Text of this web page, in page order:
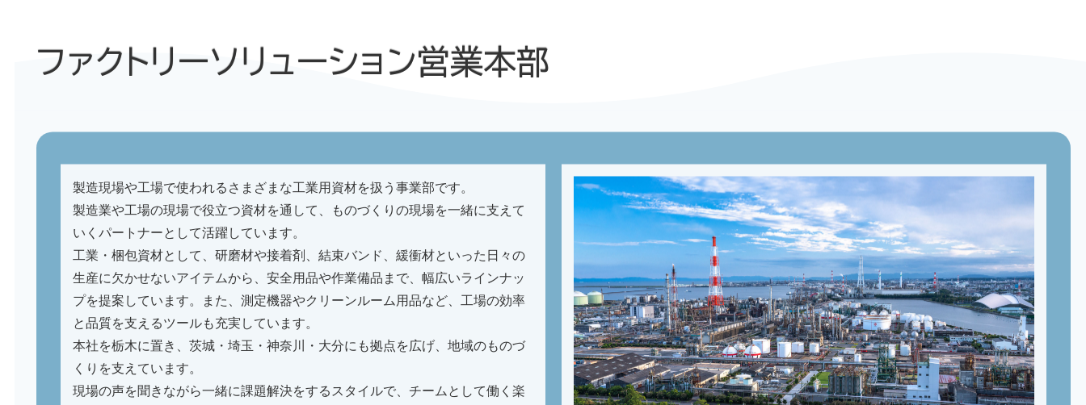
ファクトリーソリューション営業本部
製造現場や工場で使われるさまざまな工業用資材を扱う事業部です。
製造業や工場の現場で役立つ資材を通して、ものづくりの現場を一緒に支えて
いくパートナーとして活躍しています。
工業・梱包資材として、研磨材や接着剤、結束バンド、緩衝材といった日々の
生産に欠かせないアイテムから、安全用品や作業備品まで、幅広いラインナッ
プを提案しています。また、測定機器やクリーンルーム用品など、工場の効率
と品質を支えるツールも充実しています。
本社を栃木に置き、茨城・埼玉・神奈川・大分にも拠点を広げ、地域のものづ
くりを支えています。
現場の声を聞きながら一緒に課題解決をするスタイルで、チームとして働く楽